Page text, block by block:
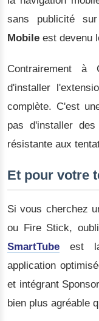
sans publicité
Mobile est devenu
Contrairement à
d'installer
complète. C'est
pas d'installer
résistante aux
Et pour votre
Si vous cherchez
ou Fire Stick,
SmartTube est la
application
et intégrant
bien plus agréable